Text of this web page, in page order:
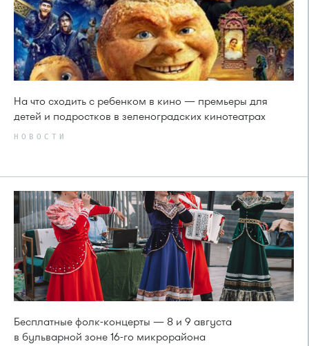
На что сходить с ребенком в кино — премьеры для
детей и подростков в зеленоградских кинотеатрах
НОВОСТИ
Бесплатные фолк-концерты — 8 и 9 августа
в бульварной зоне 16-го микрорайона